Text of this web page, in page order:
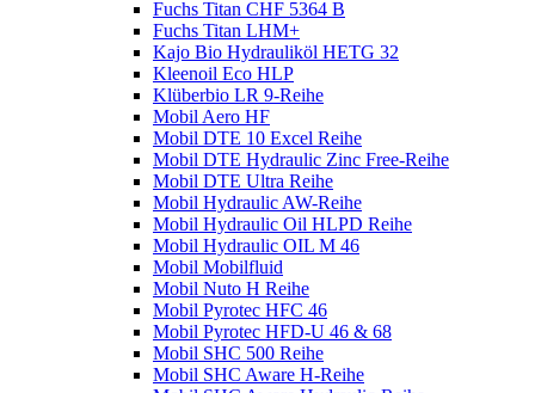
Fuchs Titan CHF 5364 B
Fuchs Titan LHM+
Kajo Bio Hydrauliköl HETG 32
Kleenoil Eco HLP
Klüberbio LR 9-Reihe
Mobil Aero HF
Mobil DTE 10 Excel Reihe
Mobil DTE Hydraulic Zinc Free-Reihe
Mobil DTE Ultra Reihe
Mobil Hydraulic AW-Reihe
Mobil Hydraulic Oil HLPD Reihe
Mobil Hydraulic OIL M 46
Mobil Mobilfluid
Mobil Nuto H Reihe
Mobil Pyrotec HFC 46
Mobil Pyrotec HFD-U 46 & 68
Mobil SHC 500 Reihe
Mobil SHC Aware H-Reihe